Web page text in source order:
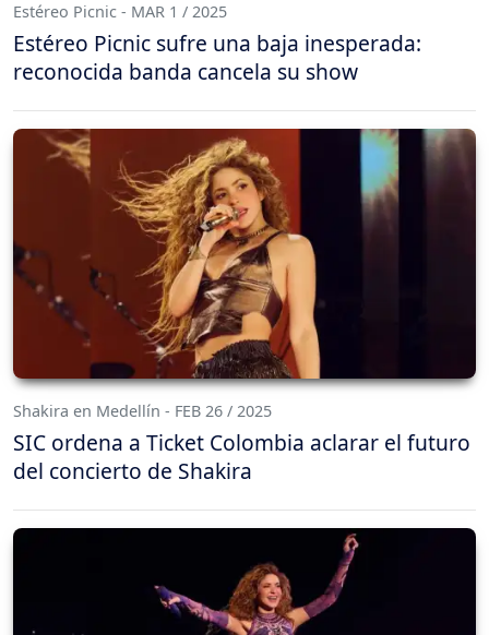
Estéreo Picnic - MAR 1 / 2025
Estéreo Picnic sufre una baja inesperada:
reconocida banda cancela su show
Shakira en Medellín - FEB 26 / 2025
SIC ordena a Ticket Colombia aclarar el futuro
del concierto de Shakira